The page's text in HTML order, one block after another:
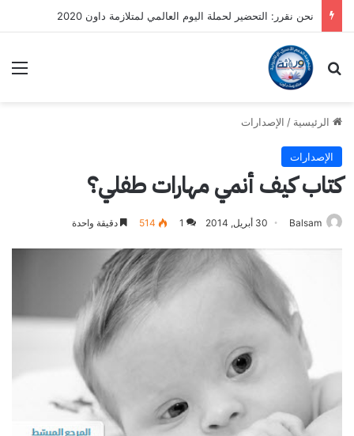
نحن نقرر: التحضير لحملة اليوم العالمي لمتلازمة داون 2020
بحث عن
الرئيسية / الإصدارات
الإصدارات
كتاب كيف أنمي مهارات طفلي؟
Balsam 30 أبريل, 2014 1
514 دقيقة واحدة